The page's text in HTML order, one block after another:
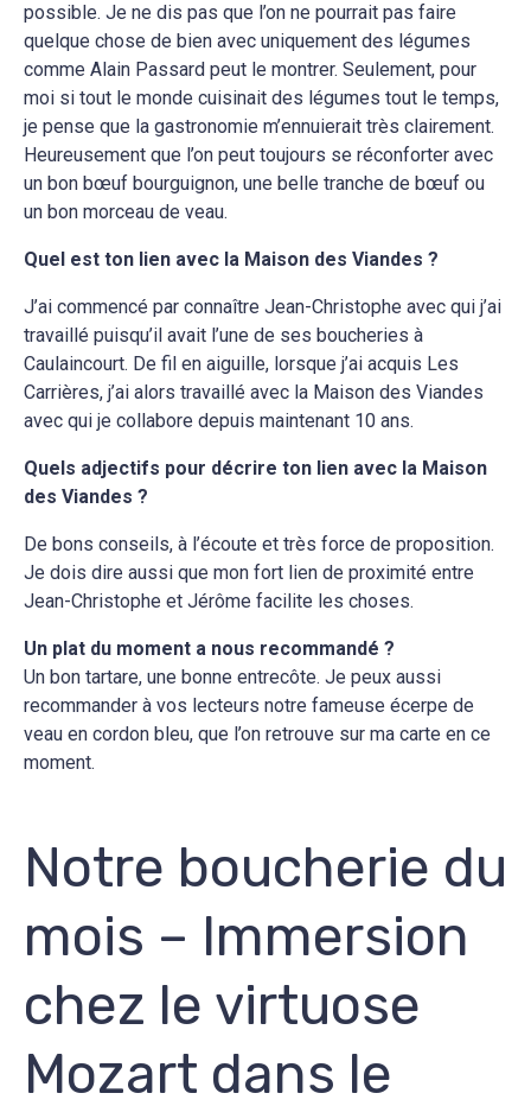
possible. Je ne dis pas que l’on ne pourrait pas faire
quelque chose de bien avec uniquement des légumes
comme Alain Passard peut le montrer. Seulement, pour
moi si tout le monde cuisinait des légumes tout le temps,
je pense que la gastronomie m’ennuierait très clairement.
Heureusement que l’on peut toujours se réconforter avec
un bon bœuf bourguignon, une belle tranche de bœuf ou
un bon morceau de veau.
Quel est ton lien avec la Maison des Viandes ?
J’ai commencé par connaître Jean-Christophe avec qui j’ai
travaillé puisqu’il avait l’une de ses boucheries à
Caulaincourt. De fil en aiguille, lorsque j’ai acquis Les
Carrières, j’ai alors travaillé avec la Maison des Viandes
avec qui je collabore depuis maintenant 10 ans.
Quels adjectifs pour décrire ton lien avec la Maison
des Viandes ?
De bons conseils, à l’écoute et très force de proposition.
Je dois dire aussi que mon fort lien de proximité entre
Jean-Christophe et Jérôme facilite les choses.
Un plat du moment a nous recommandé ?
Un bon tartare, une bonne entrecôte. Je peux aussi
recommander à vos lecteurs notre fameuse écerpe de
veau en cordon bleu, que l’on retrouve sur ma carte en ce
moment.
Notre boucherie du
mois – Immersion
chez le virtuose
Mozart dans le